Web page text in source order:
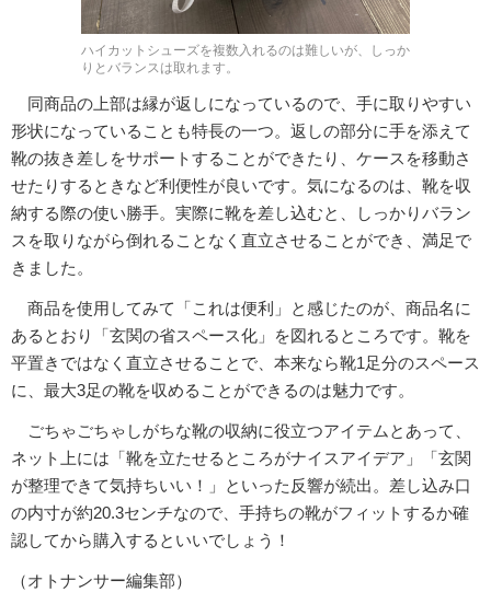
ハイカットシューズを複数入れるのは難しいが、しっか
りとバランスは取れます。
同商品の上部は縁が返しになっているので、手に取りやすい
形状になっていることも特長の一つ。返しの部分に手を添えて
靴の抜き差しをサポートすることができたり、ケースを移動さ
せたりするときなど利便性が良いです。気になるのは、靴を収
納する際の使い勝手。実際に靴を差し込むと、しっかりバラン
スを取りながら倒れることなく直立させることができ、満足で
きました。
商品を使用してみて「これは便利」と感じたのが、商品名に
あるとおり「玄関の省スペース化」を図れるところです。靴を
平置きではなく直立させることで、本来なら靴1足分のスペース
に、最大3足の靴を収めることができるのは魅力です。
ごちゃごちゃしがちな靴の収納に役立つアイテムとあって、
ネット上には「靴を立たせるところがナイスアイデア」「玄関
が整理できて気持ちいい！」といった反響が続出。差し込み口
の内寸が約20.3センチなので、手持ちの靴がフィットするか確
認してから購入するといいでしょう！
（オトナンサー編集部）